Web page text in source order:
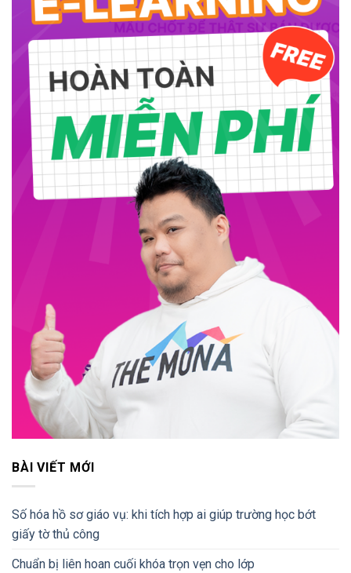
BÀI VIẾT MỚI
Số hóa hồ sơ giáo vụ: khi tích hợp ai giúp trường học bớt
giấy tờ thủ công
Chuẩn bị liên hoan cuối khóa trọn vẹn cho lớp